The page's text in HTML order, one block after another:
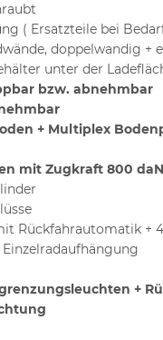
( Ersatzteile bei
doppelwandig +
unter der
bzw. abnehmbar
+ Multiplex
mit Zugkraft 800 daN
Rückfahrautomatik +
+